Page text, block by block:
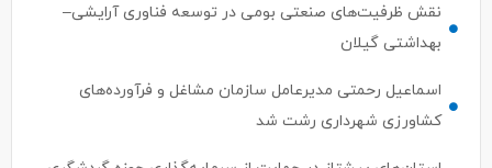
نقش ظرفیت‌های صنعتی بومی در توسعه فناوری آرایشی–
بهداشتی گیلان
اسماعیل رحمتی مدیرعامل سازمان مشاغل و فرآورده‌های
کشاورزی شهرداری رشت شد